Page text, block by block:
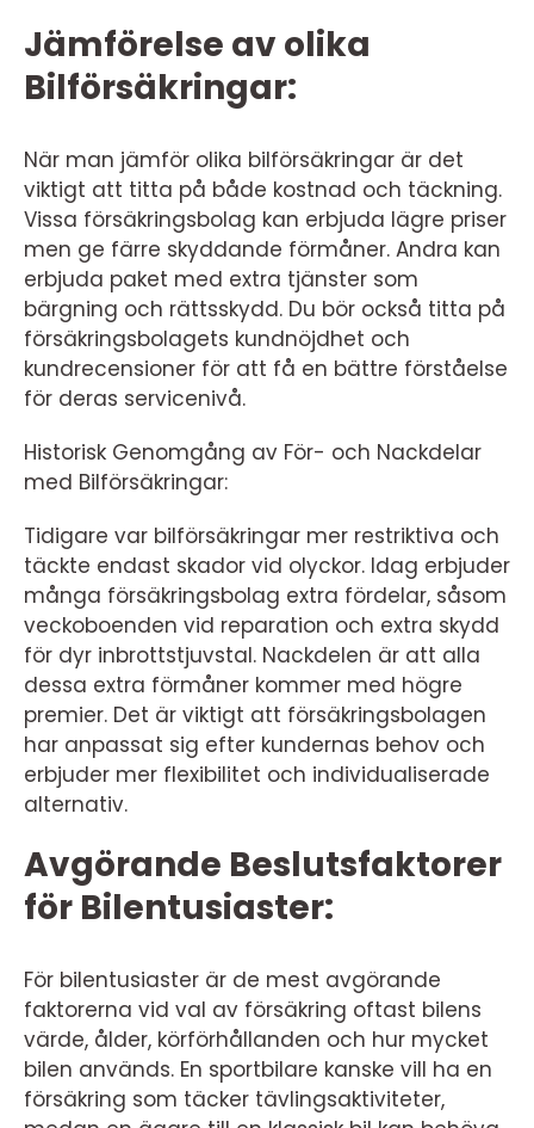
Jämförelse av olika
Bilförsäkringar:
När man jämför olika bilförsäkringar är det
viktigt att titta på både kostnad och täckning.
Vissa försäkringsbolag kan erbjuda lägre priser
men ge färre skyddande förmåner. Andra kan
erbjuda paket med extra tjänster som
bärgning och rättsskydd. Du bör också titta på
försäkringsbolagets kundnöjdhet och
kundrecensioner för att få en bättre förståelse
för deras servicenivå.
Historisk Genomgång av För- och Nackdelar
med Bilförsäkringar:
Tidigare var bilförsäkringar mer restriktiva och
täckte endast skador vid olyckor. Idag erbjuder
många försäkringsbolag extra fördelar, såsom
veckoboenden vid reparation och extra skydd
för dyr inbrottstjuvstal. Nackdelen är att alla
dessa extra förmåner kommer med högre
premier. Det är viktigt att försäkringsbolagen
har anpassat sig efter kundernas behov och
erbjuder mer flexibilitet och individualiserade
alternativ.
Avgörande Beslutsfaktorer
för Bilentusiaster:
För bilentusiaster är de mest avgörande
faktorerna vid val av försäkring oftast bilens
värde, ålder, körförhållanden och hur mycket
bilen används. En sportbilare kanske vill ha en
försäkring som täcker tävlingsaktiviteter,